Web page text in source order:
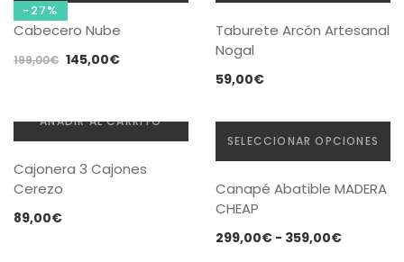
-27%
Cabecero Nube
199,00€ El
era:
199,00€.
145,00€El
es:
145,00€.
Taburete Arcón Artesanal
Nogal
59,00€
AÑADIR AL CARRITO
Cajonera 3 Cajones
Cerezo
89,00€
SELECCIONAR OPCIONES
producto
múltiples
variantes.
Canapé Abatible MADERA
CHEAP
299,00€ - 359,00€Rango